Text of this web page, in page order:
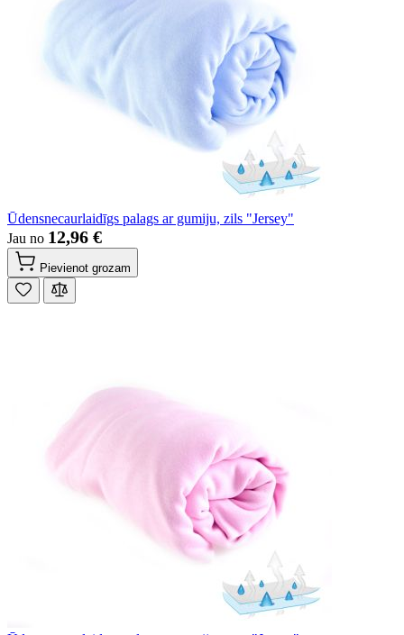
Ūdensnecaurlaidīgs palags ar gumiju, zils "Jersey"
Jau no 12,96 €
Pievienot grozam